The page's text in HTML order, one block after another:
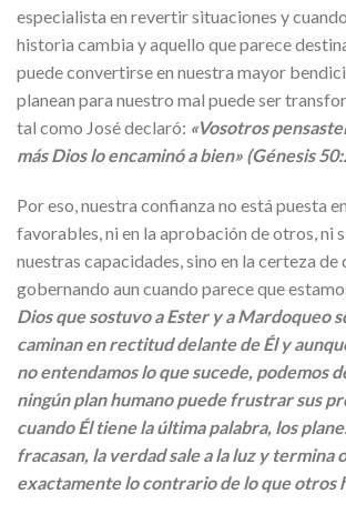
especialista en revertir situaciones y
historia cambia y aquello que parece
puede convertirse en nuestra mayor
planean para nuestro mal puede ser
tal como José declaró: «Vosotros
más Dios lo encaminó a bien» (Génesis
Por eso, nuestra confianza no está puesta
favorables, ni en la aprobación de otros, ni
nuestras capacidades, sino en la certeza de
gobernando aun cuando parece que
Dios que sostuvo a Ester y a Mardoqueo
caminan en rectitud delante de Él y
no entendamos lo que sucede, podemos
ningún plan humano puede frustrar sus
cuando Él tiene la última palabra, los
fracasan, la verdad sale a la luz y termina
exactamente lo contrario de lo que otros